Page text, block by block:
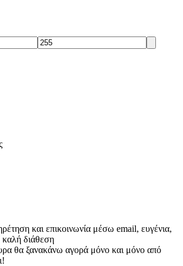
και επικοινωνία μέσω email, ευγένια,
διάθεση
θα ξανακάνω αγορά μόνο και μόνο από